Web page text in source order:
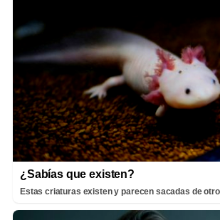
¿Sabías que existen?
Estas criaturas existen y parecen sacadas de